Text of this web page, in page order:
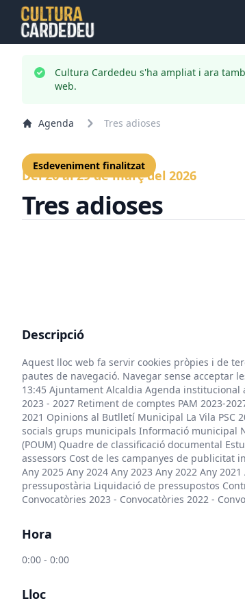
Cultura Cardedeu s'ha ampliat i ara
web.
Agenda Tres adioses
Esdeveniment finalitzat
Del 26 al 29 de març del 2026
Tres adioses
Descripció
Aquest lloc web fa servir cookies pròpies i de
pautes de navegació. Navegar sense acceptar
13:45 Ajuntament Alcaldia Agenda institucional
2023 - 2027 Retiment de comptes PAM 2023-
2021 Opinions al Butlletí Municipal La Vila PSC
socials grups municipals Informació municipal
(POUM) Quadre de classificació documental
assessors Cost de les campanyes de publicitat
Any 2025 Any 2024 Any 2023 Any 2022 Any
pressupostària Liquidació de pressupostos
Convocatòries 2023 - Convocatòries 2022 -
Hora
0:00 - 0:00
Lloc